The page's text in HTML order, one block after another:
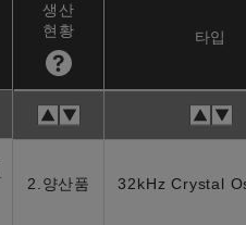
2.양산품 32kHz Crystal
생산
현황
타입